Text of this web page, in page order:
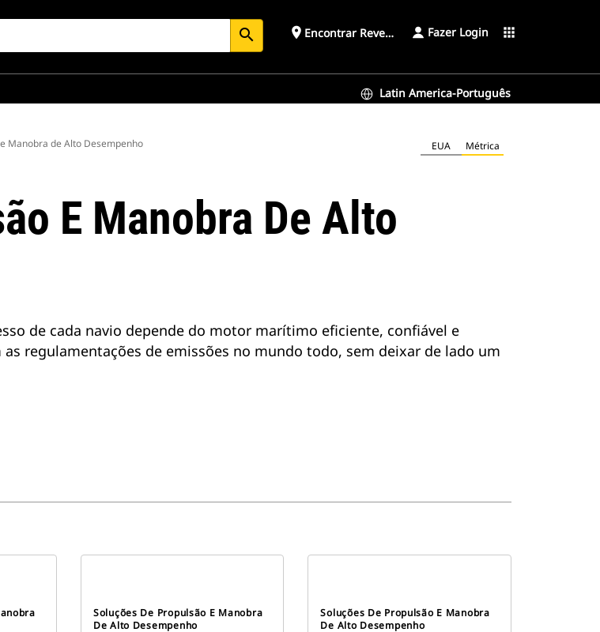
search place Encontrar Revendedor Fazer Login apps
Latin America-Português
Manobra de Alto Desempenho EUA Métrica
E Manobra De Alto
de cada navio depende do motor marítimo eficiente, confiável e
regulamentações de emissões no mundo todo, sem deixar de lado um
Soluções De Propulsão E Manobra
De Alto Desempenho
Soluções De Propulsão E Manobra
De Alto Desempenho